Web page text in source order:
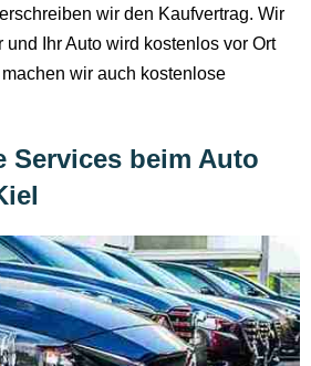
wir den Kaufvertrag. Wir
Ihr Auto wird kostenlos vor Ort
wir auch kostenlose
Services beim Auto